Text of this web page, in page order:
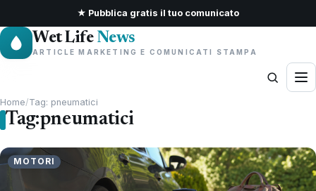
★ Pubblica gratis il tuo comunicato
Wet Life News
ARTICLE MARKETING E COMUNICATI STAMPA
Home/Tag: pneumatici
Tag:pneumatici
MOTORI